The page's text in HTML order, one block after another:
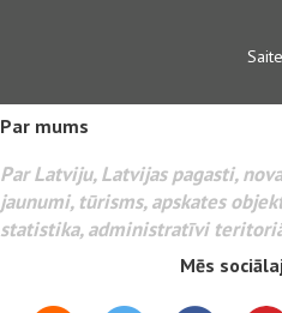
Par mums
Par Latviju, Latvijas pagasti,
jaunumi, tūrisms, apskates
statistika, administratīvi
Mēs